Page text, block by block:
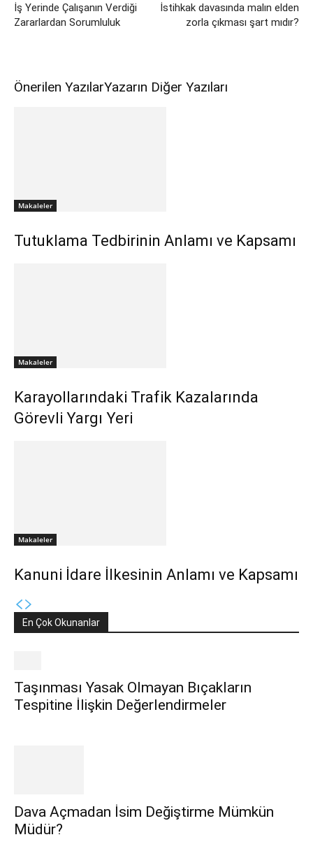
İş Yerinde Çalışanın Verdiği
Zararlardan Sorumluluk
İstihkak davasında malın elden
zorla çıkması şart mıdır?
Önerilen YazılarYazarın Diğer Yazıları
Makaleler
Tutuklama Tedbirinin Anlamı ve Kapsamı
Makaleler
Karayollarındaki Trafik Kazalarında
Görevli Yargı Yeri
Makaleler
Kanuni İdare İlkesinin Anlamı ve Kapsamı
En Çok Okunanlar
Taşınması Yasak Olmayan Bıçakların
Tespitine İlişkin Değerlendirmeler
Dava Açmadan İsim Değiştirme Mümkün
Müdür?